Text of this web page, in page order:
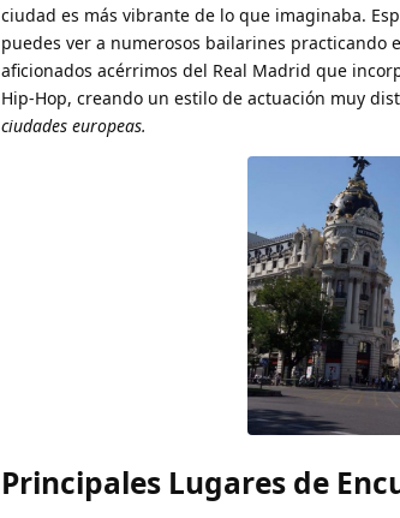
ciudad es más vibrante de lo que imaginaba.
puedes ver a numerosos bailarines practicando
aficionados acérrimos del Real Madrid que
Hip-Hop, creando un estilo de actuación muy
ciudades europeas.
Principales Lugares de